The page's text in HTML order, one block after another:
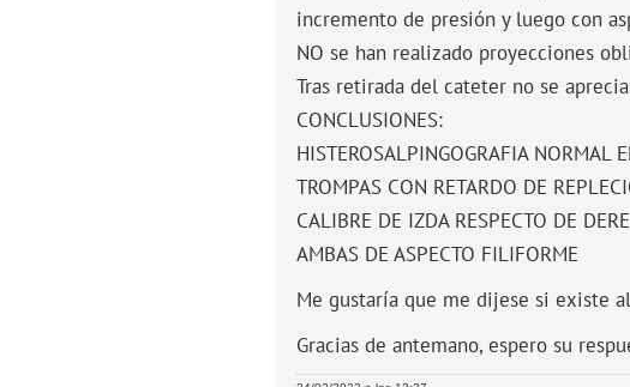
incremento de presión y luego con
NO se han realizado proyecciones
Tras retirada del cateter no se
CONCLUSIONES:
HISTEROSALPINGOGRAFIA NORMAL
TROMPAS CON RETARDO DE
CALIBRE DE IZDA RESPECTO DE
AMBAS DE ASPECTO FILIFORME
Me gustaría que me dijese si existe
Gracias de antemano, espero su